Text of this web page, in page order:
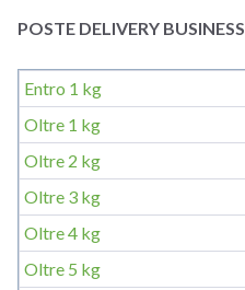
POSTE DELIVERY BUSINESS
Entro 1 kg
Oltre 1 kg
Oltre 2 kg
Oltre 3 kg
Oltre 4 kg
Oltre 5 kg